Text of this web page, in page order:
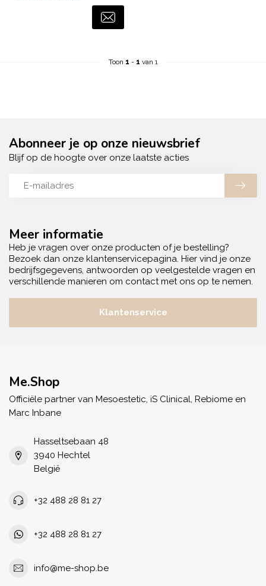
Toon 1 - 1 van 1
Meer informatie
Heb je vragen over onze producten of je bestelling?
Bezoek dan onze klantenservicepagina. Hier vind je onze
bedrijfsgegevens, antwoorden op veelgestelde vragen en
verschillende manieren om contact met ons op te nemen.
Klantenservice
Abonneer je op onze nieuwsbrief
Blijf op de hoogte over onze laatste acties
Me.Shop
Officiële partner van Mesoestetic, iS Clinical, Rebiome en
Marc Inbane
Hasseltsebaan 48
3940 Hechtel
België
+32 488 28 81 27
+32 488 28 81 27
info@me-shop.be